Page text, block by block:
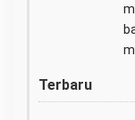
Terbaru